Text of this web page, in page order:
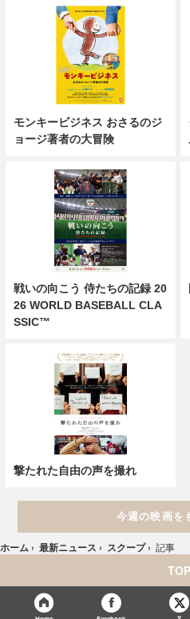
モンキービジネス おさるのジ
ョージ著者の大冒険
戦いの向こう 侍たちの記録 20
26 WORLD BASEBALL CLA
SSIC™
撃たれた自由の声を撮れ
今週の映画を
ホーム › 最新ニュース › スクープ › 記事
TOP